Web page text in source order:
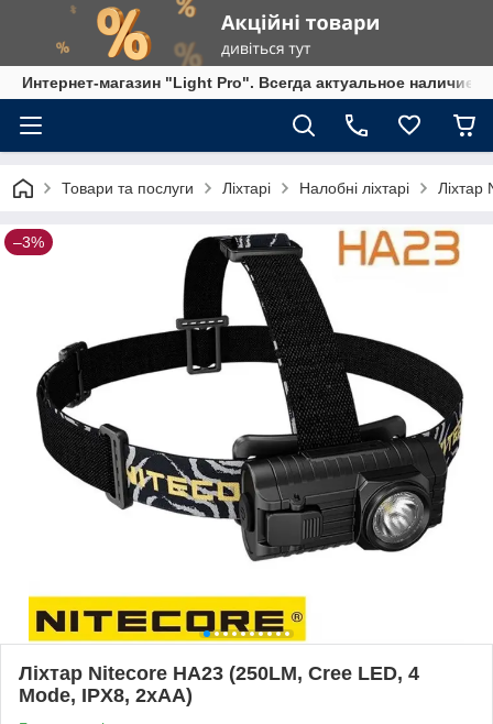
Интернет-магазин "Light Pro". Всегда актуальное
Товари та послуги Ліхтарі Налобні ліхтарі
–3%
Ліхтар Nitecore HA23 (250LM, Cree LED, 4
Mode, IPX8, 2xAA)